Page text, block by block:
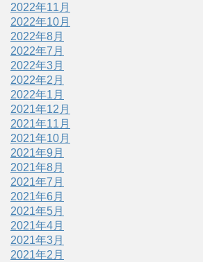
2022年11月
2022年10月
2022年8月
2022年7月
2022年3月
2022年2月
2022年1月
2021年12月
2021年11月
2021年10月
2021年9月
2021年8月
2021年7月
2021年6月
2021年5月
2021年4月
2021年3月
2021年2月